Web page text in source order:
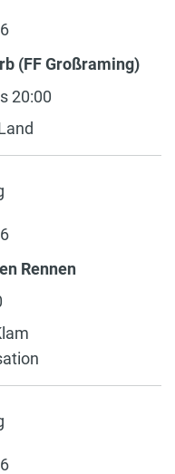
(FF Großraming)
20:00
Rennen